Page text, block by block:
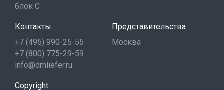
блок С
Контакты
+7 (495) 990-25-55
+7 (800) 775-29-59
info@dmliefer.ru
Представительства
Москва
Copyright